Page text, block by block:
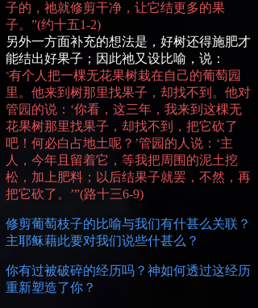
子的，祂就修剪干净，让它结更多的果
子。”(约十五1-2)
另外一方面补充的想法是，好树还得施肥才
能结出好果子；因此祂又设比喻，说：
“有个人把一棵无花果树栽在自己的葡萄园
里。他来到树那里找果子，却找不到。他对
管园的说：‘你看，这三年，我来到这棵无
花果树那里找果子，却找不到，把它砍了
吧！何必白占地土呢？’管园的人说：‘主
人，今年且留着它，等我把周围的泥土挖
松，加上肥料；以后结果子就罢，不然，再
把它砍了。’”(路十三6-9)
修剪葡萄枝子的比喻与我们有什甚么关联？
主耶稣藉此要对我们说些什甚么？
你有过被破碎的经历吗？神如何透过这经历
重新塑造了你？